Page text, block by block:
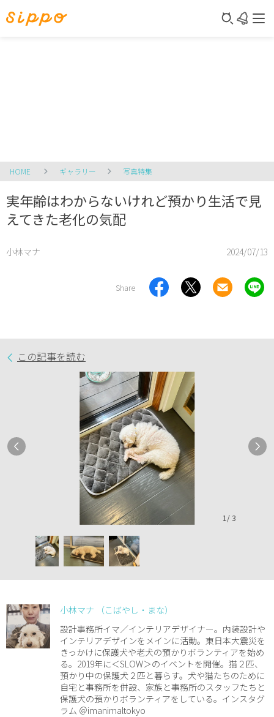
HOME ギャラリー 写真特集
実年齢はわからないけれど預かり生活で見
えてきた老化の気配
小林マナ 2024/07/13
Share
この記事を読む
1 / 3
小林マナ （こばやし・まな）
設計事務所イマ／インテリアデザイナー。内装設計や
インテリアデザインをメインに活動。東日本大震災を
きっかけに保護犬や老犬の預かりボランティアを始め
る。2019年に＜SLOW＞のイベントを開催。猫２匹、
預かり中の保護犬２匹と暮らす。犬や猫たちのために
自宅と事務所を併設、家族と事務所のスタッフたちと
保護犬の預かりボランティアをしている。インスタグ
ラム ＠imanimaltokyo